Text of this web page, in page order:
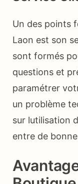
Un des points
Laon est son
sont formés
questions et
paramétrer
un problème
sur lutilisation
entre de